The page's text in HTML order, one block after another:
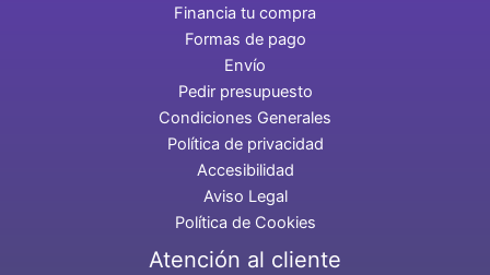
Financia tu compra
Formas de pago
Envío
Pedir presupuesto
Condiciones Generales
Política de privacidad
Accesibilidad
Aviso Legal
Política de Cookies
Atención al cliente